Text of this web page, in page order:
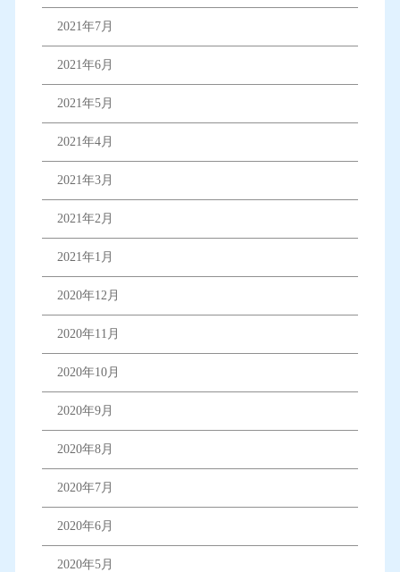
2021年7月
2021年6月
2021年5月
2021年4月
2021年3月
2021年2月
2021年1月
2020年12月
2020年11月
2020年10月
2020年9月
2020年8月
2020年7月
2020年6月
2020年5月